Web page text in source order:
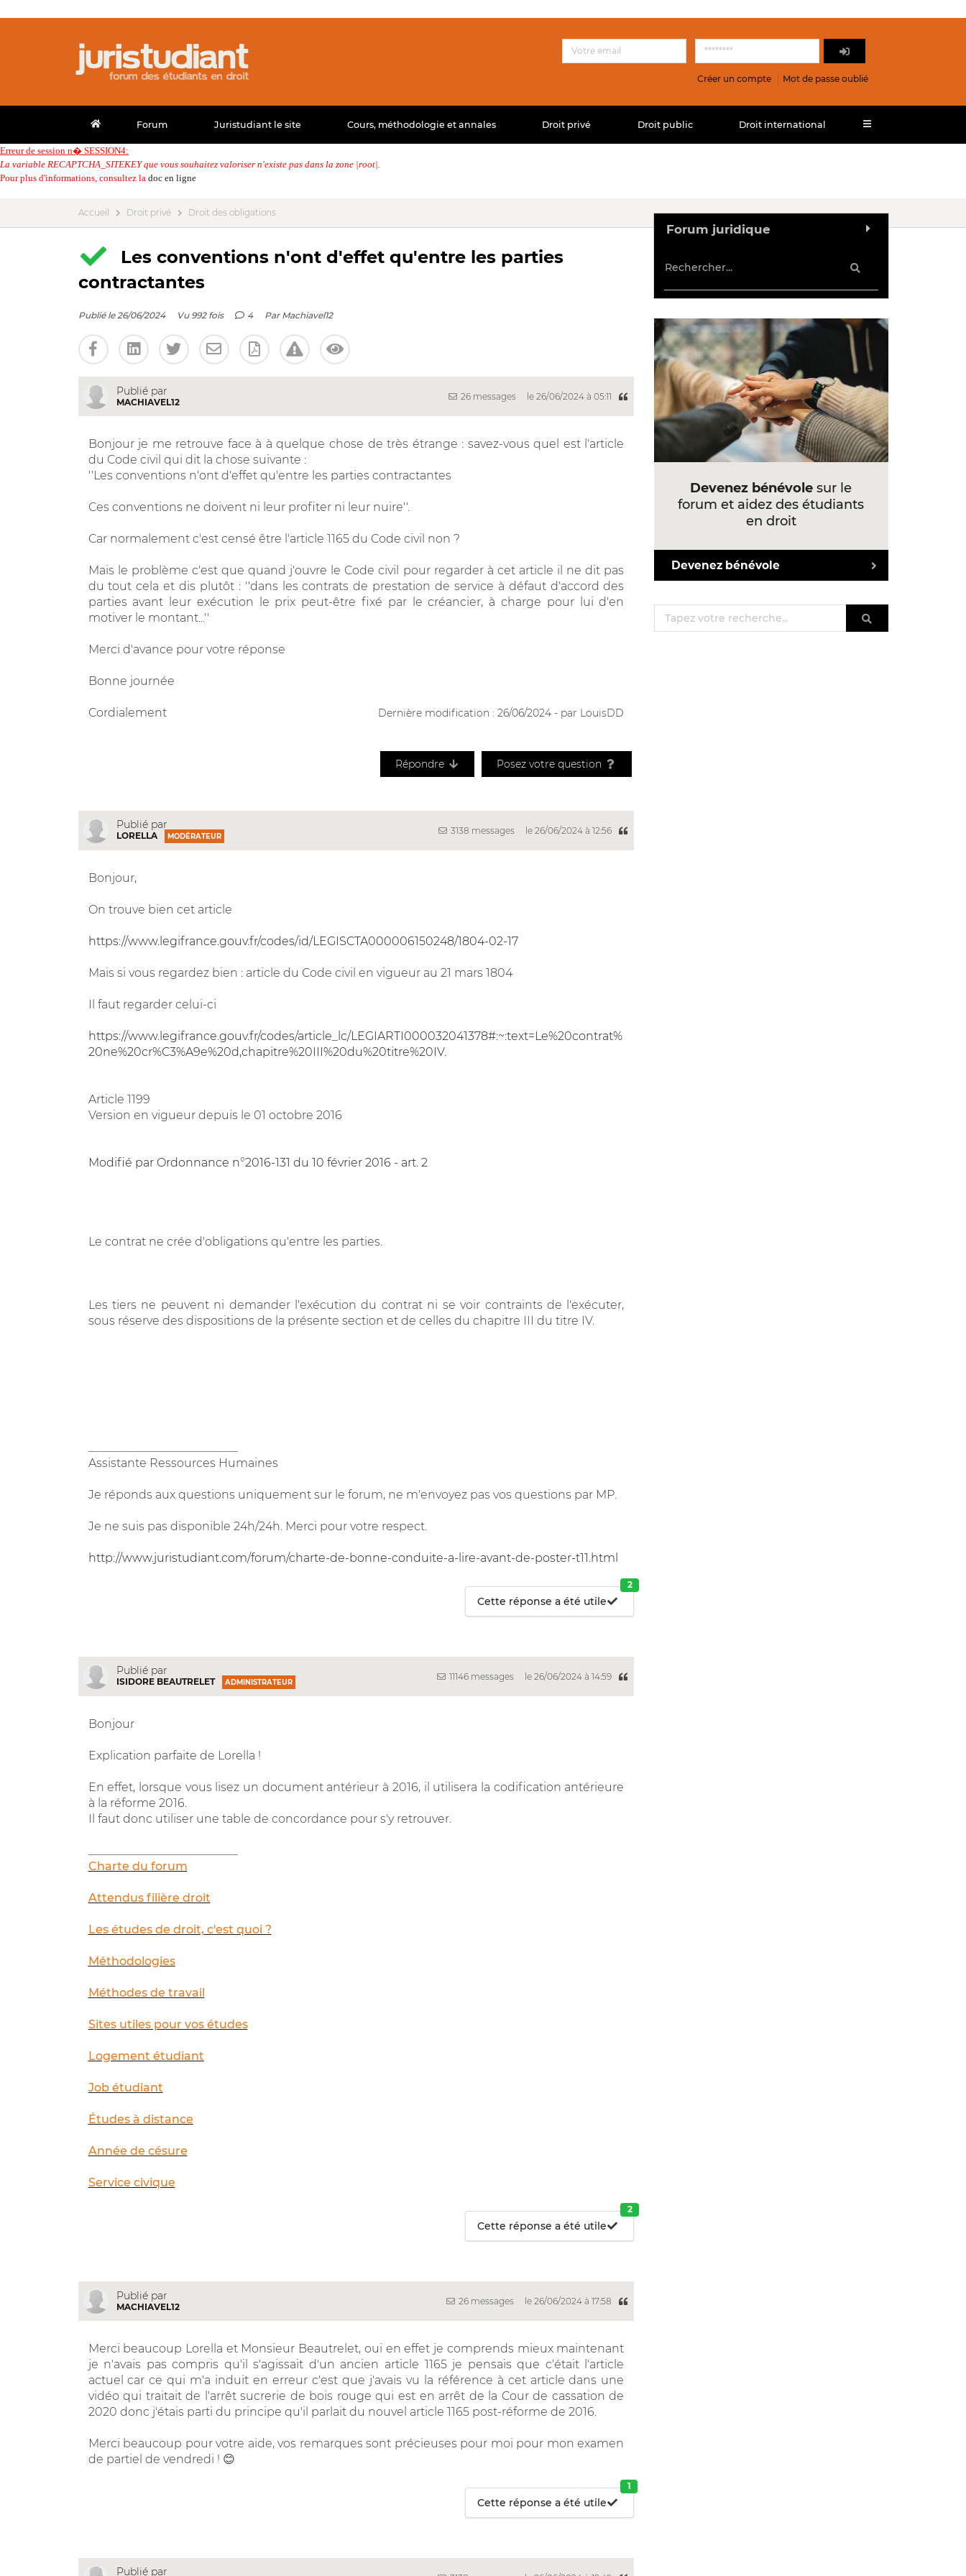
Créer un compte Mot de passe oublié
Forum Juristudiant le site Cours, méthodologie et annales Droit privé Droit public Droit international
Erreur de session n� SESSION4:
La variable RECAPTCHA_SITEKEY que vous souhaitez valoriser n'existe pas dans la zone |root|.
Pour plus d'informations, consultez la doc en ligne
Accueil Droit privé Droit des obligations
Les conventions n'ont d'effet qu'entre les parties
contractantes
Publié le 26/06/2024 Vu 992 fois 4 Par Machiavel12
Publié par
MACHIAVEL12
26 messages le 26/06/2024 à 05:11
Bonjour je me retrouve face à à quelque chose de très étrange : savez-vous quel est l'article
du Code civil qui dit la chose suivante :
''Les conventions n'ont d'effet qu'entre les parties contractantes
Ces conventions ne doivent ni leur profiter ni leur nuire''.
Car normalement c'est censé être l'article 1165 du Code civil non ?
Mais le problème c'est que quand j'ouvre le Code civil pour regarder à cet article il ne dit pas
du tout cela et dis plutôt : ''dans les contrats de prestation de service à défaut d'accord des
parties avant leur exécution le prix peut-être fixé par le créancier, à charge pour lui d'en
motiver le montant...''
Merci d'avance pour votre réponse
Bonne journée
Cordialement Dernière modification : 26/06/2024 - par LouisDD
Répondre Posez votre question
Publié par
LORELLA MODÉRATEUR
3138 messages le 26/06/2024 à 12:56
Bonjour,
On trouve bien cet article
https://www.legifrance.gouv.fr/codes/id/LEGISCTA000006150248/1804-02-17
Mais si vous regardez bien : article du Code civil en vigueur au 21 mars 1804
Il faut regarder celui-ci
https://www.legifrance.gouv.fr/codes/article_lc/LEGIARTI000032041378#:~:text=Le%20contrat%
20ne%20cr%C3%A9e%20d,chapitre%20III%20du%20titre%20IV.
Article 1199
Version en vigueur depuis le 01 octobre 2016
Modifié par Ordonnance n°2016-131 du 10 février 2016 - art. 2
Le contrat ne crée d'obligations qu'entre les parties.
Les tiers ne peuvent ni demander l'exécution du contrat ni se voir contraints de l'exécuter,
sous réserve des dispositions de la présente section et de celles du chapitre III du titre IV.
Assistante Ressources Humaines
Je réponds aux questions uniquement sur le forum, ne m'envoyez pas vos questions par MP.
Je ne suis pas disponible 24h/24h. Merci pour votre respect.
http://www.juristudiant.com/forum/charte-de-bonne-conduite-a-lire-avant-de-poster-t11.html
Cette réponse a été utile
2
Publié par
ISIDORE BEAUTRELET ADMINISTRATEUR
11146 messages le 26/06/2024 à 14:59
Bonjour
Explication parfaite de Lorella !
En effet, lorsque vous lisez un document antérieur à 2016, il utilisera la codification antérieure
à la réforme 2016.
Il faut donc utiliser une table de concordance pour s'y retrouver.
Charte du forum
Attendus filière droit
Les études de droit, c'est quoi ?
Méthodologies
Méthodes de travail
Sites utiles pour vos études
Logement étudiant
Job étudiant
Études à distance
Année de césure
Service civique
Cette réponse a été utile
2
Publié par
MACHIAVEL12
26 messages le 26/06/2024 à 17:58
Merci beaucoup Lorella et Monsieur Beautrelet, oui en effet je comprends mieux maintenant
je n'avais pas compris qu'il s'agissait d'un ancien article 1165 je pensais que c'était l'article
actuel car ce qui m'a induit en erreur c'est que j'avais vu la référence à cet article dans une
vidéo qui traitait de l'arrêt sucrerie de bois rouge qui est en arrêt de la Cour de cassation de
2020 donc j'étais parti du principe qu'il parlait du nouvel article 1165 post-réforme de 2016.
Merci beaucoup pour votre aide, vos remarques sont précieuses pour moi pour mon examen
de partiel de vendredi ! 😊
Cette réponse a été utile
1
Publié par
Forum juridique
Devenez bénévole sur le
forum et aidez des étudiants
en droit
Devenez bénévole